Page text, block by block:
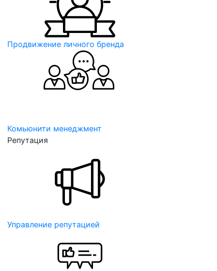
Продвижение личного бренда
Комьюнити менеджмент
Репутация
Управление репутацией